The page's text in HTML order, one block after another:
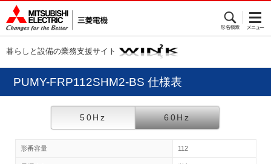
暮らしと設備の業務支援サイト
PUMY-FRP112SHM2-BS 仕様表
50Hz 60Hz
形番容量 112